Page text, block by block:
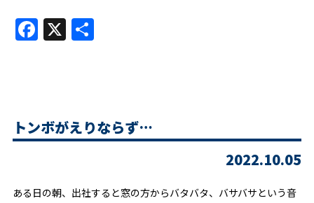
Facebook
X 共
有
トンボがえりならず…
2022.10.05
ある日の朝、出社すると窓の方からバタバタ、バサバサという音